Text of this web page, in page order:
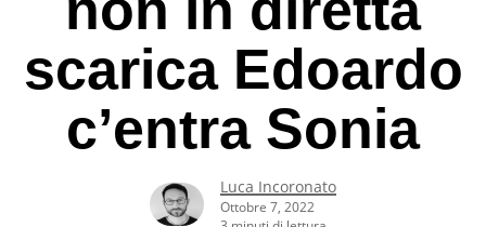
scarica Edoardo
c’entra Sonia
Luca Incoronato
Ottobre 7, 2022